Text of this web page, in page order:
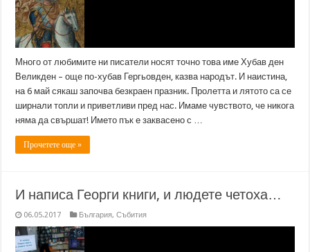
Много от любимите ни писатели носят точно това име Хубав ден
Великден – още по-хубав Гергьовден, казва народът. И наистина,
на 6 май сякаш започва безкраен празник. Пролетта и лятото са се
ширнали топли и приветливи пред нас. Имаме чувството, че никога
няма да свършат! Името пък е заквасено с …
Прочетете още »
И написа Георги книги, и людете четоха…
06.05.2017 България,Събития